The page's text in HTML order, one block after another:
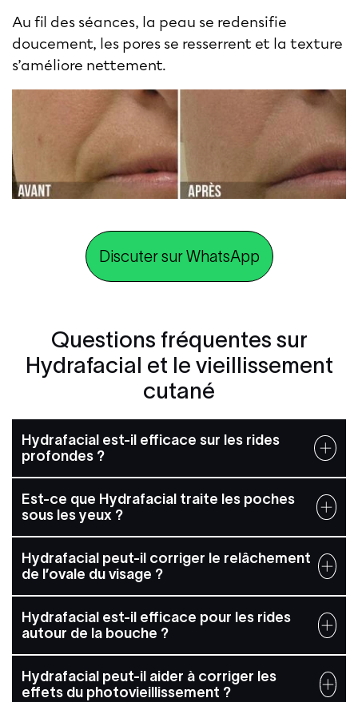
Au fil des séances, la peau se redensifie
doucement, les pores se resserrent et la texture
s’améliore nettement.
Discuter sur WhatsApp
Questions fréquentes sur
Hydrafacial et le vieillissement
cutané
Hydrafacial est-il efficace sur les rides
profondes ?
Est-ce que Hydrafacial traite les poches
sous les yeux ?
Hydrafacial peut-il corriger le relâchement
de l’ovale du visage ?
Hydrafacial est-il efficace pour les rides
autour de la bouche ?
Hydrafacial peut-il aider à corriger les
effets du photovieillissement ?